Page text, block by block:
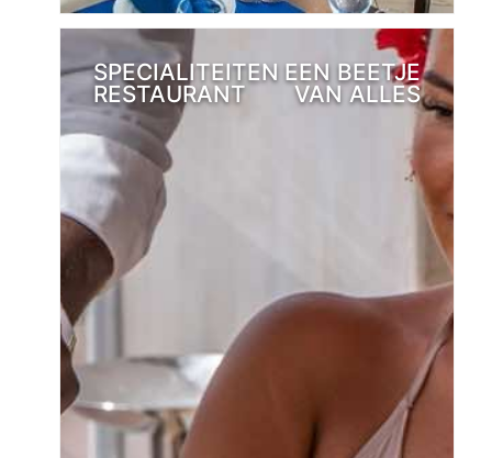
SPECIALITEITEN
RESTAURANT
EEN BEETJE
VAN ALLES